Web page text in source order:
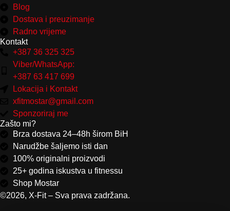
Blog
Dostava i preuzimanje
Radno vrijeme
Kontakt
+387 36 325 325
Viber/WhatsApp:
+387 63 417 699
Lokacija i Kontakt
xfitmostar@gmail.com
Sponzoriraj me
Zašto mi?
Brza dostava 24–48h širom BiH
Narudžbe šaljemo isti dan
100% originalni proizvodi
25+ godina iskustva u fitnessu
Shop Mostar
©2026, X-Fit – Sva prava zadržana.